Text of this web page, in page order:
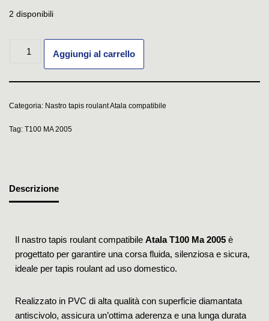
2 disponibili
Aggiungi al carrello
Categoria: Nastro tapis roulant Atala compatibile
Tag: T100 MA 2005
Descrizione
Il nastro tapis roulant compatibile Atala T100 Ma 2005 è
progettato per garantire una corsa fluida, silenziosa e sicura,
ideale per tapis roulant ad uso domestico.
Realizzato in PVC di alta qualità con superficie diamantata
antiscivolo, assicura un’ottima aderenza e una lunga durata